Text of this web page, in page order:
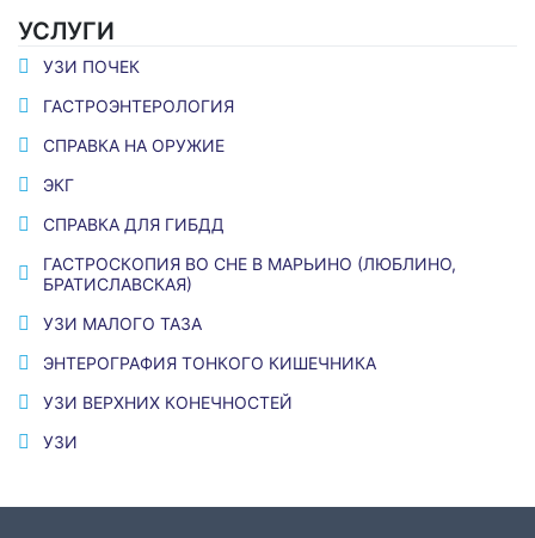
УСЛУГИ
УЗИ ПОЧЕК
ГАСТРОЭНТЕРОЛОГИЯ
СПРАВКА НА ОРУЖИЕ
ЭКГ
СПРАВКА ДЛЯ ГИБДД
ГАСТРОСКОПИЯ ВО СНЕ В МАРЬИНО (ЛЮБЛИНО,
БРАТИСЛАВСКАЯ)
УЗИ МАЛОГО ТАЗА
ЭНТЕРОГРАФИЯ ТОНКОГО КИШЕЧНИКА
УЗИ ВЕРХНИХ КОНЕЧНОСТЕЙ
УЗИ